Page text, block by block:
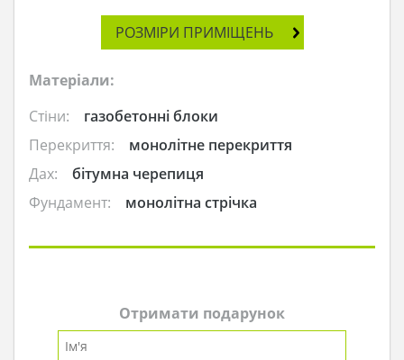
РОЗМІРИ ПРИМІЩЕНЬ
Матеріали:
Стіни:
газобетонні блоки
Перекриття:
монолітне перекриття
Дах:
бітумна черепиця
Фундамент:
монолітна стрічка
Отримати подарунок